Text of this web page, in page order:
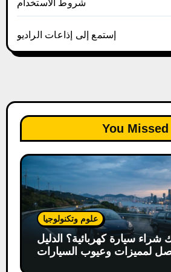
شروط الاستخدام
إستمع إلى إذاعات الراديو
You Missed
علوم وتكنولوجيا
سيارة كهربائية؟ الدليل
لمميزات وعيوب السيارات